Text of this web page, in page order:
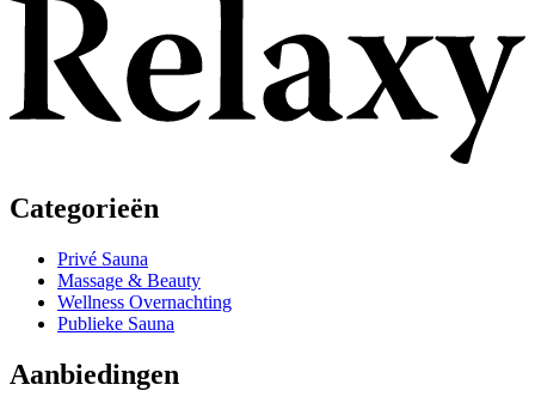
Categorieën
Privé Sauna
Massage & Beauty
Wellness Overnachting
Publieke Sauna
Aanbiedingen